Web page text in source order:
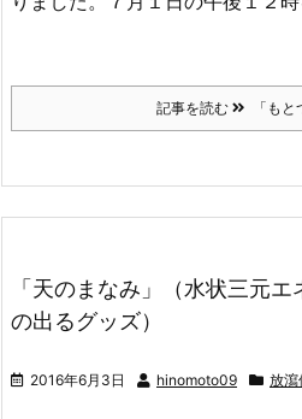
記事を読む 「もと
「天のまなみ」（水状三元
の出るグッズ）
2016年6月3日 hinomoto09 放瀉